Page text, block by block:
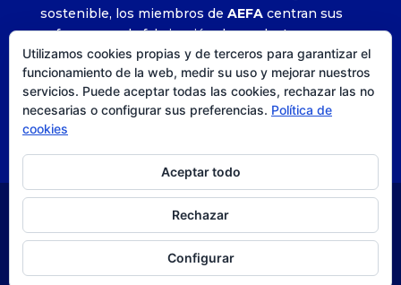
sostenible, los miembros de AEFAcentran sus
esfuerzos en la fabricación de productos que
permitan alcanzar altos rendimientos con la
utilización adecuada y precisa de sus formulados.
»Leer más
© AEFA| Agencia DISEO |Posicionamiento SEO|
Estrategia, comunicación y diseño. |
de privacidad|Política de cookies
Utilizamos cookies propias y de terceros para garantizar el
funcionamiento de la web, medir su uso y mejorar nuestros
servicios. Puede aceptar todas las cookies, rechazar las no
necesarias o configurar sus preferencias. Política de
cookies
Aceptar todo
Rechazar
Configurar